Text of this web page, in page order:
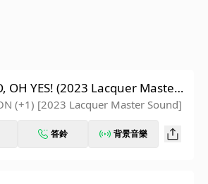
OH YES! (2023 Lacquer Master
(+1) [2023 Lacquer Master Sound]
答鈴 背景音樂